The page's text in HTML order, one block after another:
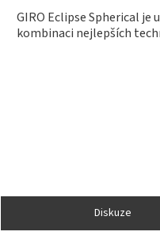
GIRO Eclipse Spherical
kombinaci nejlepších
Diskuze